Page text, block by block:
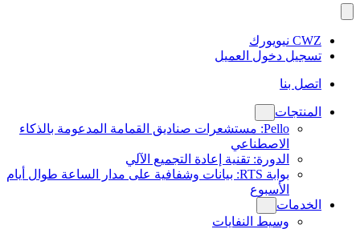
CWZ نيويورك
تسجيل دخول العميل
اتصل بنا
المنتجات
Pello: مستشعرات صناديق القمامة المدعومة بالذكاء
الاصطناعي
الدورة: تقنية إعادة التجميع الآلي
بوابة RTS: بيانات وشفافية على مدار الساعة طوال أيام
الأسبوع
الخدمات
وسيط النفايات